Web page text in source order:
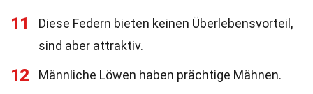
11
Diese Federn bieten keinen Überlebensvorteil,
sind aber attraktiv.
12 Männliche Löwen haben prächtige Mähnen.